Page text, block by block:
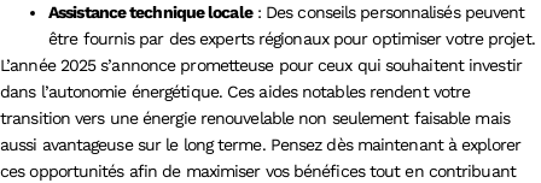
Assistance technique locale: Des conseils personnalisés peuvent
être fournis par des experts régionaux pour optimiser votre projet.
L’année 2025 s’annonce prometteuse pour ceux qui souhaitent investir
dans l’autonomie énergétique. Ces aides notables rendent votre
transition vers une énergie renouvelable non seulement faisable mais
aussi avantageuse sur le long terme. Pensez dès maintenant à explorer
ces opportunités afin de maximiser vos bénéfices tout en contribuant